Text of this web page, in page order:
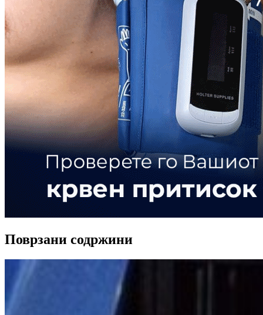
Поврзани содржини